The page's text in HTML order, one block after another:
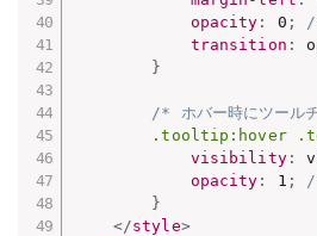
opacity : 0 ;
/
transition :
}
/* ホバー時にツール
.tooltip:hover
visibility:
opacity : 1 ;
/
}
</style>